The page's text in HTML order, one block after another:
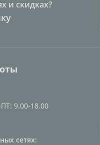
и скидках?
9.00-18.00
сетях: